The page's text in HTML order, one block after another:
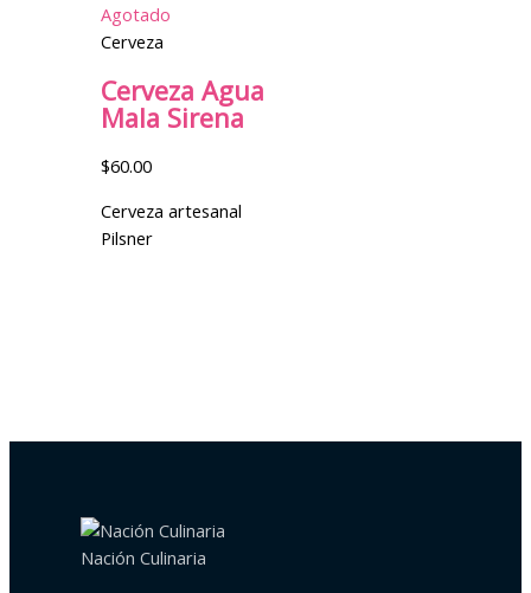
Agotado
Cerveza
Cerveza Agua
Mala Sirena
$60.00
Cerveza artesanal
Pilsner
Nación Culinaria